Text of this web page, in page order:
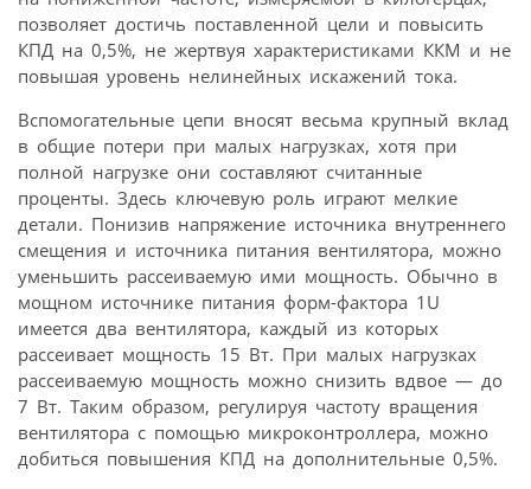
позволяет достичь поставленной цели и повысить
КПД на 0,5%, не жертвуя характеристиками ККМ и не
повышая уровень нелинейных искажений тока.
Вспомогательные цепи вносят весьма крупный вклад
в общие потери при малых нагрузках, хотя при
полной нагрузке они составляют считанные
проценты. Здесь ключевую роль играют мелкие
детали. Понизив напряжение источника внутреннего
смещения и источника питания вентилятора, можно
уменьшить рассеиваемую ими мощность. Обычно в
мощном источнике питания форм-фактора 1U
имеется два вентилятора, каждый из которых
рассеивает мощность 15 Вт. При малых нагрузках
рассеиваемую мощность можно снизить вдвое — до
7 Вт. Таким образом, регулируя частоту вращения
вентилятора с помощью микроконтроллера, можно
добиться повышения КПД на дополнительные 0,5%.